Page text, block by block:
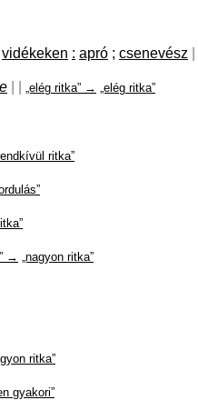
vidékeken : apró ; csenevész
„elég ritka” → „elég ritka”
ritka”
→ „nagyon ritka”
ritka”
gyakori”